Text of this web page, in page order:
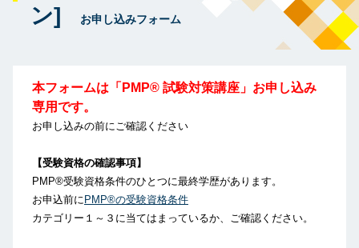
ン]
お申し込みフォーム
本フォームは「PMP® 試験対策講座」お申し込み
専用です。
お申し込みの前にご確認ください
【受験資格の確認事項】
PMP®受験資格条件のひとつに最終学歴があります。
お申込前に PMP®の受験資格条件
カテゴリー１～３に当てはまっているか、ご確認ください。